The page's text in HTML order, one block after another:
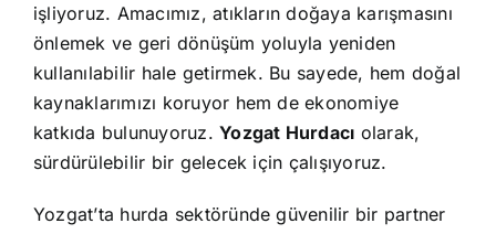
işliyoruz. Amacımız, atıkların doğaya karışmasını
önlemek ve geri dönüşüm yoluyla yeniden
kullanılabilir hale getirmek. Bu sayede, hem doğal
kaynaklarımızı koruyor hem de ekonomiye
katkıda bulunuyoruz.Yozgat Hurdacı olarak,
sürdürülebilir bir gelecek için çalışıyoruz.
Yozgat’ta hurda sektöründe güvenilir bir partner